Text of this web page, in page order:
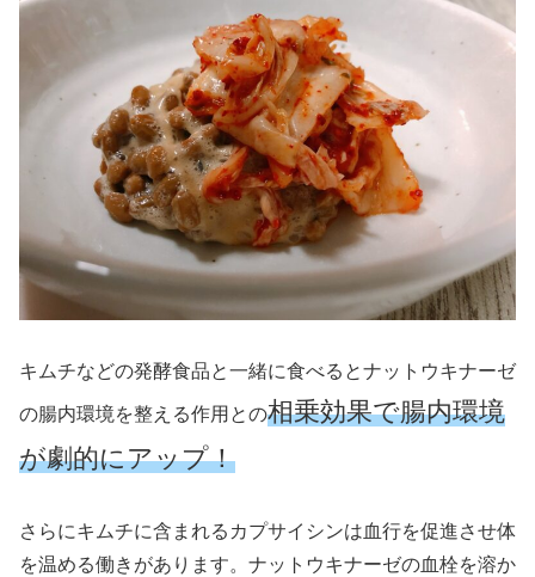
キムチなどの発酵食品と一緒に食べるとナットウキナーゼ
の腸内環境を整える作用との相乗効果で腸内環境
が劇的にアップ！
さらにキムチに含まれるカプサイシンは血行を促進させ体
を温める働きがあります。ナットウキナーゼの血栓を溶か